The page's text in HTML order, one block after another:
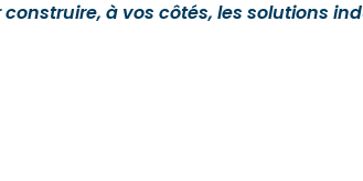
à vos côtés, les solutions